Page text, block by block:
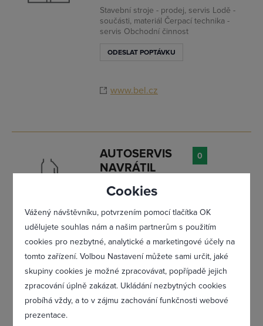
Cookies
Vážený návštěvníku, potvrzením pomocí tlačítka OK
udělujete souhlas nám a našim partnerům s použitím
cookies pro nezbytné, analytické a marketingové účely na
tomto zařízení. Volbou Nastavení můžete sami určit, jaké
skupiny cookies je možné zpracovávat, popřípadě jejich
zpracování úplně zakázat. Ukládání nezbytných cookies
probíhá vždy, a to v zájmu zachování funkčnosti webové
prezentace.
Stavební stroje - prodej, servis Lodě -
součásti, materiál Čerpací technika -
servis Obchodní činnost
ODESLAT POPTÁVKU
www.bel.cz
AUTOSERVIS
NAVRÁTIL
BYDŽOV -
OPRAVY A
SERVIS,
PNEUSERVIS,
NÁHRADNÍ
DÍLY, ČIŠTĚNÍ
INTERIÉRŮ,
Jan Navrátil
0
Zapomněl(a) jsem heslo